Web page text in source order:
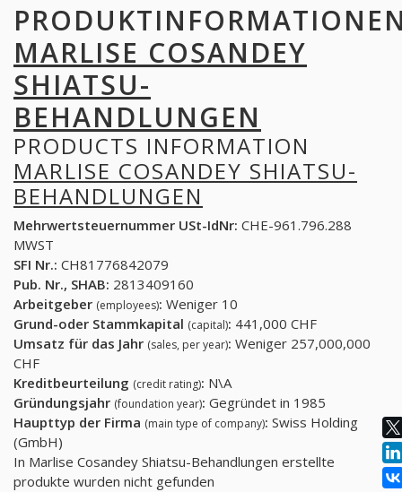
MARLISE COSANDEY
SHIATSU-
BEHANDLUNGEN
PRODUCTS INFORMATION
MARLISE COSANDEY SHIATSU-
BEHANDLUNGEN
Mehrwertsteuernummer USt-IdNr: CHE-961.796.288
MWST
SFI Nr.: CH81776842079
Pub. Nr., SHAB: 2813409160
Arbeitgeber (employees): Weniger 10
Grund-oder Stammkapital (capital): 441,000 CHF
Umsatz für das Jahr (sales, per year): Weniger 257,000,000
CHF
Kreditbeurteilung (credit rating): N\A
Gründungsjahr (foundation year): Gegründet in 1985
Haupttyp der Firma (main type of company): Swiss Holding
(GmbH)
In Marlise Cosandey Shiatsu-Behandlungen erstellte
produkte wurden nicht gefunden